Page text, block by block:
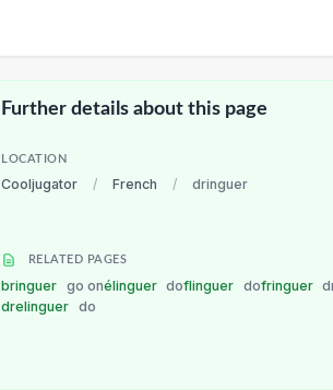
Further details about this page
LOCATION
Cooljugator / French / dringuer
RELATED PAGES
bringuer go onélinguer doflinguer dofringuer
drelinguer do